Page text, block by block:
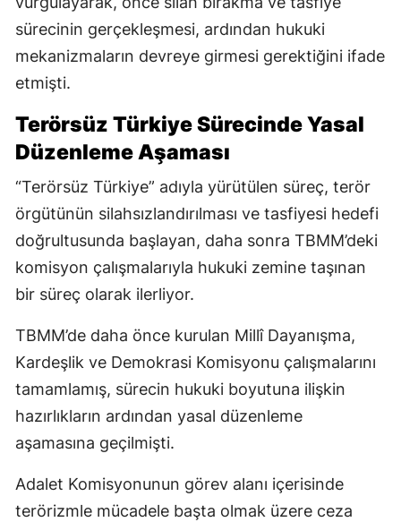
sürecinin gerçekleşmesi, ardından hukuki
mekanizmaların devreye girmesi gerektiğini ifade
etmişti.
Terörsüz Türkiye Sürecinde Yasal
Düzenleme Aşaması
“Terörsüz Türkiye” adıyla yürütülen süreç, terör
örgütünün silahsızlandırılması ve tasfiyesi hedefi
doğrultusunda başlayan, daha sonra TBMM’deki
komisyon çalışmalarıyla hukuki zemine taşınan
bir süreç olarak ilerliyor.
TBMM’de daha önce kurulan Millî Dayanışma,
Kardeşlik ve Demokrasi Komisyonu çalışmalarını
tamamlamış, sürecin hukuki boyutuna ilişkin
hazırlıkların ardından yasal düzenleme
aşamasına geçilmişti.
Adalet Komisyonunun görev alanı içerisinde
terörizmle mücadele başta olmak üzere ceza